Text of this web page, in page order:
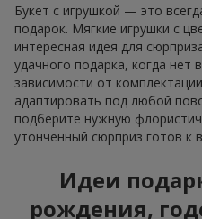
Букет с игрушкой — это
подарок. Мягкие игрушки с
интересная идея для
удачного подарка, когда нет
зависимости от
адаптировать под любой
подберите нужную
утонченный сюрприз готов к
Идеи
рождения,